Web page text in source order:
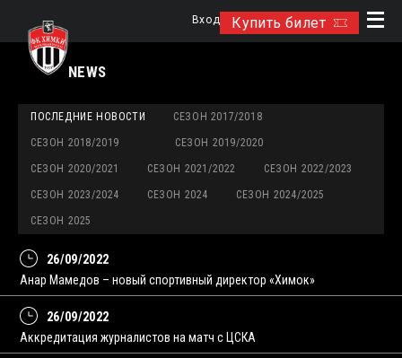
Купить билет
Вход
NEWS
ПОСЛЕДНИЕ НОВОСТИ СЕЗОН 2017/2018
СЕЗОН 2018/2019 СЕЗОН 2019/2020
СЕЗОН 2020/2021 СЕЗОН 2021/2022 СЕЗОН 2022/2023
СЕЗОН 2023/2024 СЕЗОН 2024 СЕЗОН 2024/2025
СЕЗОН 2025
26/09/2022
Анар Мамедов – новый спортивный директор «Химок»
26/09/2022
Аккредитация журналистов на матч с ЦСКА